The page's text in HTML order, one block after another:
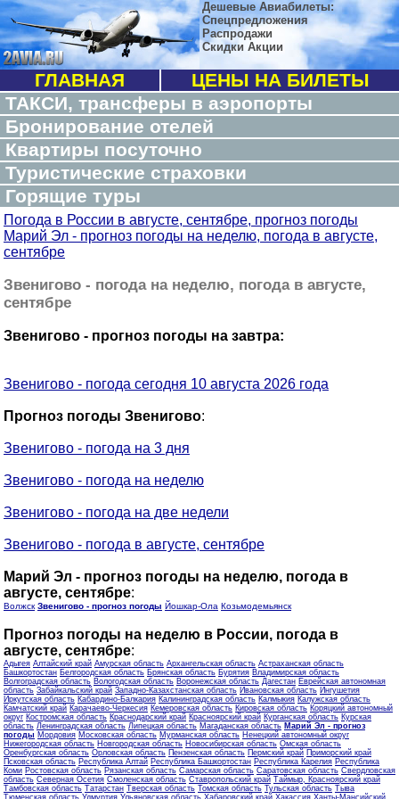
Дешевые Авиабилеты:
Спецпредложения
Распродажи
Скидки Акции
ГЛАВНАЯ
ЦЕНЫ НА БИЛЕТЫ
ТАКСИ, трансферы в аэропорты
Бронирование отелей
Квартиры посуточно
Туристические страховки
Горящие туры
Погода в России в августе, сентябре, прогноз погоды
Марий Эл - прогноз погоды на неделю, погода в августе,
сентябре
Звенигово - погода на неделю, погода в августе,
сентябре
Звенигово - прогноз погоды на завтра:
Звенигово - погода сегодня 10 августа 2026 года
Прогноз погоды Звенигово:
Звенигово - погода на 3 дня
Звенигово - погода на неделю
Звенигово - погода на две недели
Звенигово - погода в августе, сентябре
Марий Эл - прогноз погоды на неделю, погода в
августе, сентябре:
Волжск Звенигово - прогноз погоды Йошкар-Ола Козьмодемьянск
Прогноз погоды на неделю в России, погода в
августе, сентябре:
Адыгея Алтайский край Амурская область Архангельская область Астраханская область
Башкортостан Белгородская область Брянская область Бурятия Владимирская область
Волгоградская область Вологодская область Воронежская область Дагестан Еврейская автономная
область Забайкальский край Западно-Казахстанская область Ивановская область Ингушетия
Иркутская область Кабардино-Балкария Калининградская область Калмыкия Калужская область
Камчатский край Карачаево-Черкесия Кемеровская область Кировская область Коряцкий автономный
округ Костромская область Краснодарский край Красноярский край Курганская область Курская
область Ленинградская область Липецкая область Магаданская область Марий Эл - прогноз
погоды Мордовия Московская область Мурманская область Ненецкий автономный округ
Нижегородская область Новгородская область Новосибирская область Омская область
Оренбургская область Орловская область Пензенская область Пермский край Приморский край
Псковская область Республика Алтай Республика Башкортостан Республика Карелия Республика
Коми Ростовская область Рязанская область Самарская область Саратовская область Свердловская
область Северная Осетия Смоленская область Ставропольский край Таймыр, Красноярский край
Тамбовская область Татарстан Тверская область Томская область Тульская область Тыва
Тюменская область Удмуртия Ульяновская область Хабаровский край Хакассия Ханты-Мансийский